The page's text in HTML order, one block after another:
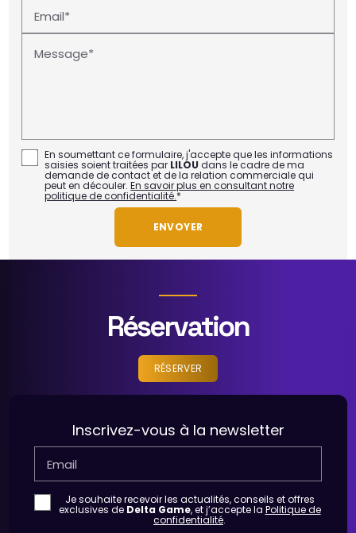
Email*
Message*
En soumettant ce formulaire, j'accepte que les informations
saisies soient traitées par LILOU dans le cadre de ma
demande de contact et de la relation commerciale qui
peut en découler.En savoir plus en consultant notre
politique de confidentialité.*
Réservation
RÉSERVER
Inscrivez-vous à la newsletter
Email
Je souhaite recevoir les actualités, conseils et offres
exclusives de Delta Game, et j’accepte la Politique de
confidentialité.